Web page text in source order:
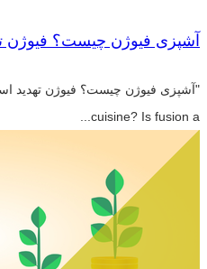
آشپزی فیوژن چیست؟ فیوژن
cuisine? Is fusion a...